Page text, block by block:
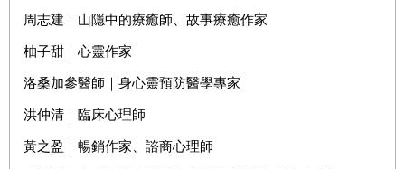
周志建｜山隱中的療癒師、故事療癒作家
柚子甜｜心靈作家
洛桑加參醫師｜身心靈預防醫學專家
洪仲清｜臨床心理師
黃之盈｜暢銷作家、諮商心理師